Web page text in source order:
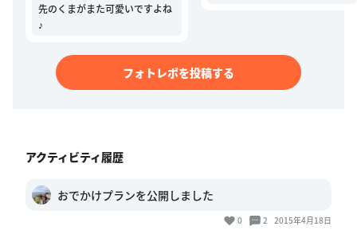
先のくまがまた可愛いですよね
♪
フォトレポを投稿する
アクティビティ履歴
おでかけプランを公開しました
0 2 2015年4月18日